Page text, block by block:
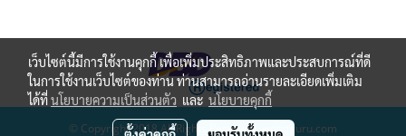
© Copyright 2018 All Rights Reserved. wongguru.com
เว็บไซต์นี้มีการใช้งานคุกกี้ เพื่อเพิ่มประสิทธิภาพและประสบการณ์ที่ดี
ในการใช้งานเว็บไซต์ของท่าน ท่านสามารถอ่านรายละเอียดเพิ่มเติม
ได้ที่นโยบายความเป็นส่วนตัว และ นโยบายคุกกี้